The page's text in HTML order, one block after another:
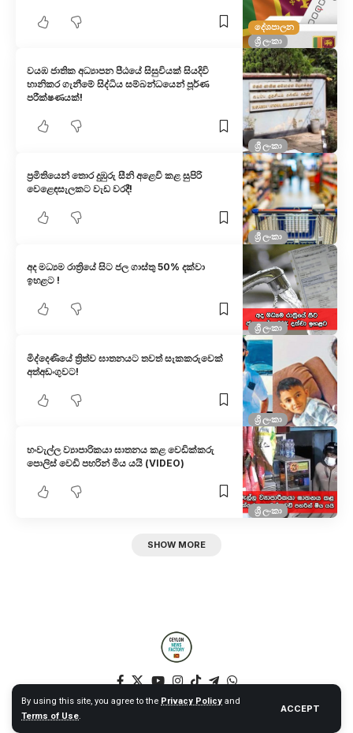
By using this site, you agree to the Privacy Policy and
Terms of Use.
ACCEPT
දේශපාලන
ශ්‍රී ලංකා
ශ්‍රී ලංකා
වයඹ ජාතික අධ්‍යාපන පීඨයේ සිසුවියක් සියදිවි
හානිකර ගැනීමේ සිද්ධිය සම්බන්ධයෙන් පූර්ණ
පරීක්ෂණයක්!
ශ්‍රී ලංකා
ප්‍රමිතියෙන් තොර දුඹුරු සීනි අළෙවි කළ සුපිරි
වෙළෙඳසැලකට වැඩ වරදී!
ශ්‍රී ලංකා
අද මධ්‍යම රාත්‍රියේ සිට ජල ගාස්තු 50% දක්වා
ඉහළට !
ශ්‍රී ලංකා
මිද්දෙණියේ ත්‍රිත්ව ඝාතනයට තවත් සැකකරුවෙක්
අත්අඩංගුවට!
ශ්‍රී ලංකා
හංවැල්ල ව්‍යාපාරිකයා ඝාතනය කළ වෙඩික්කරු
පොලිස් වෙඩි පහරින් මිය යයි (VIDEO)
SHOW MORE
© 2025 Ceylon News Factory. All Rights Reserved. – Web by NT –